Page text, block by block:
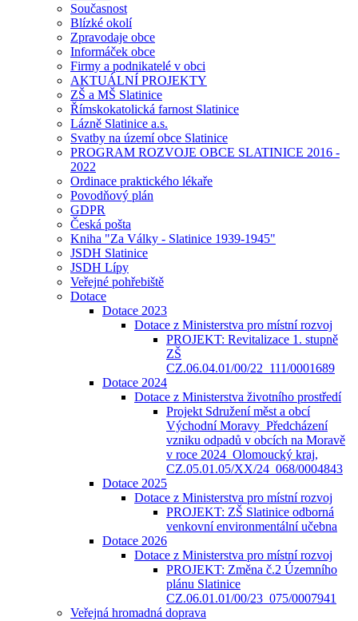
Současnost
Blízké okolí
Zpravodaje obce
Informáček obce
Firmy a podnikatelé v obci
AKTUÁLNÍ PROJEKTY
ZŠ a MŠ Slatinice
Římskokatolická farnost Slatinice
Lázně Slatinice a.s.
Svatby na území obce Slatinice
PROGRAM ROZVOJE OBCE SLATINICE 2016 -
2022
Ordinace praktického lékaře
Povodňový plán
GDPR
Česká pošta
Kniha "Za Války - Slatinice 1939-1945"
JSDH Slatinice
JSDH Lípy
Veřejné pohřebiště
Dotace
Dotace 2023
Dotace z Ministerstva pro místní rozvoj
PROJEKT: Revitalizace 1. stupně
ZŠ
CZ.06.04.01/00/22_111/0001689
Dotace 2024
Dotace z Ministerstva životního prostředí
Projekt Sdružení měst a obcí
Východní Moravy_Předcházení
vzniku odpadů v obcích na Moravě
v roce 2024_Olomoucký kraj,
CZ.05.01.05/XX/24_068/0004843
Dotace 2025
Dotace z Ministerstva pro místní rozvoj
PROJEKT: ZŠ Slatinice odborná
venkovní environmentální učebna
Dotace 2026
Dotace z Ministerstva pro místní rozvoj
PROJEKT: Změna č.2 Územního
plánu Slatinice
CZ.06.01.01/00/23_075/0007941
Veřejná hromadná doprava